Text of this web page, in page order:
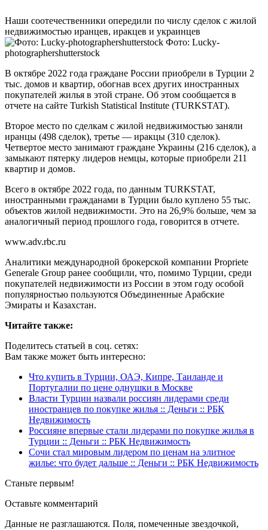
Наши соотечественники опередили по числу сделок с жилой
недвижимостью иранцев, иракцев и украинцев
Фото: Lucky-
photographershutterstock
В октябре 2022 года граждане России приобрели в Турции 2
тыс. домов и квартир, обогнав всех других иностранных
покупателей жилья в этой стране. Об этом сообщается в
отчете на сайте Turkish Statistical Institute (TURKSTAT).
Второе место по сделкам с жилой недвижимостью заняли
иранцы (498 сделок), третье — иракцы (310 сделок).
Четвертое место занимают граждане Украины (216 сделок), а
замыкают пятерку лидеров немцы, которые приобрели 211
квартир и домов.
Всего в октябре 2022 года, по данным TURKSTAT,
иностранными гражданами в Турции было куплено 55 тыс.
объектов жилой недвижимости. Это на 26,9% больше, чем за
аналогичный период прошлого года, говорится в отчете.
www.adv.rbc.ru
Аналитики международной брокерской компании Propriеtе
Gеnеrale Group ранее сообщили, что, помимо Турции, среди
покупателей недвижимости из России в этом году особой
популярностью пользуются Объединенные Арабские
Эмираты и Казахстан.
Читайте также:
Поделитесь статьей в соц. сетях:
Вам также может быть интересно:
Что купить в Турции, ОАЭ, Кипре, Таиланде и
Португалии по цене однушки в Москве
Власти Турции назвали россиян лидерами среди
иностранцев по покупке жилья :: Деньги :: РБК
Недвижимость
Россияне впервые стали лидерами по покупке жилья в
Турции :: Деньги :: РБК Недвижимость
Сочи стал мировым лидером по ценам на элитное
жилье: что будет дальше :: Деньги :: РБК Недвижимость
Станьте первым!
Оставьте комментарий
Данные не разглашаются. Поля, помеченные звездочкой,